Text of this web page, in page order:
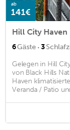
ab
141€
Hill City Haven
6Gäste · 3
Gelegen in Hill
von Black Hills
Haven
Veranda / Patio